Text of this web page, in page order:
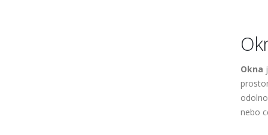
Okna
nebo